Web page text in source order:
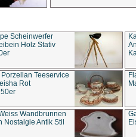
Scheinwerfer
Holz Stativ
Teeservice
Rot
Wandbrunnen
Nostalgie Antik Stil